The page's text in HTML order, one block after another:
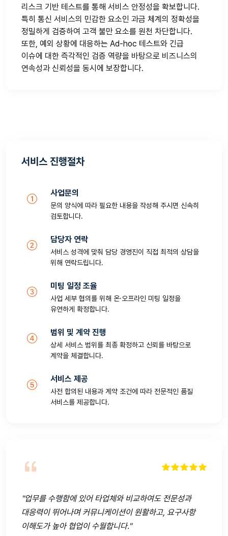
리스크 기반 테스트를 통해 서비스 안정성을 확보합니다.
특히 통신 서비스의 민감한 요소인 과금 체계의 정확성을
정밀하게 검증하여 고객 불만 요소를 원천 차단합니다.
또한, 예외 상황에 대응하는 Ad-hoc 테스트와 긴급
이슈에 대한 즉각적인 검증 역량을 바탕으로 비즈니스의
연속성과 신뢰성을 동시에 보장합니다.
서비스 진행절차
사업문의
문의 양식에 따라 필요한 내용을 작성해 주시면 신속히
검토합니다.
담당자 연락
서비스 성격에 맞춰 담당 경영진이 직접 최적의 상담을
위해 연락드립니다.
미팅 일정 조율
사업 세부 협의를 위해 온·오프라인 미팅 일정을
유연하게 확정합니다.
범위 및 계약 진행
상세 서비스 범위를 최종 확정하고 신뢰를 바탕으로
계약을 체결합니다.
서비스 제공
사전 합의된 내용과 계약 조건에 따라 전문적인 품질
서비스를 제공합니다.
"업무를 수행함에 있어 타업체와 비교하여도 전문성과
대응력이 뛰어나며 커뮤니케이션이 원활하고, 요구사항
이해도가 높아 협업이 수월합니다."